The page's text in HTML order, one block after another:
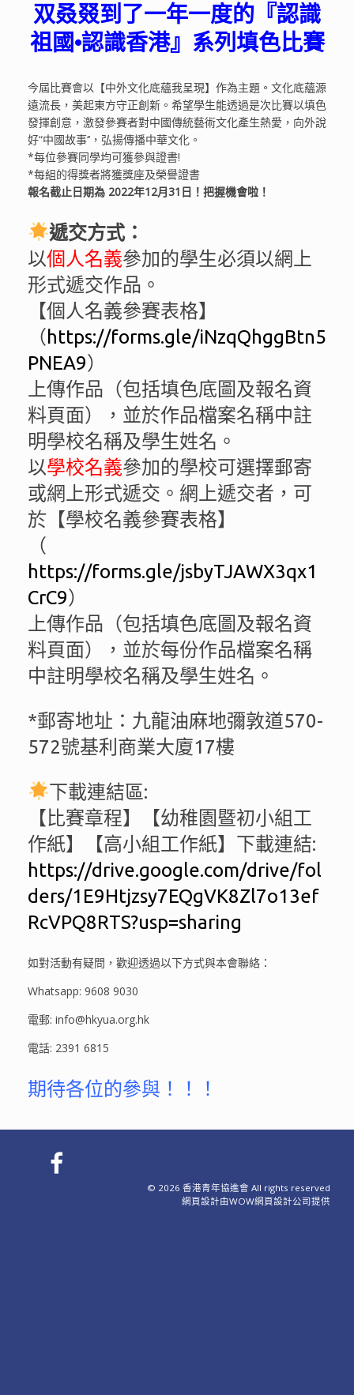
双叒叕到了一年一度的『認識
祖國•認識香港』系列填色比賽
今屆比賽會以【中外文化底蘊我呈現】作為主題。文化底蘊源
遠流長，美起東方守正創新。希望學生能透過是次比賽以填色
發揮創意，激發參賽者對中國傳統藝術文化產生熱愛，向外說
好“中國故事‘’，弘揚傳播中華文化。
*每位參賽同學均可獲參與證書!
*每組的得獎者將獲獎座及榮譽證書
報名截止日期為 2022年12月31日！把握機會啦！
遞交方式：
以個人名義參加的學生必須以網上
形式遞交作品。
【個人名義參賽表格】
（https://forms.gle/iNzqQhggBtn5
PNEA9）
上傳作品（包括填色底圖及報名資
料頁面），並於作品檔案名稱中註
明學校名稱及學生姓名。
以學校名義參加的學校可選擇郵寄
或網上形式遞交。網上遞交者，可
於【學校名義參賽表格】
（
https://forms.gle/jsbyTJAWX3qx1
CrC9）
上傳作品（包括填色底圖及報名資
料頁面），並於每份作品檔案名稱
中註明學校名稱及學生姓名。
*郵寄地址：九龍油麻地彌敦道570-
572號基利商業大廈17樓
下載連結區:
【比賽章程】【幼稚園暨初小組工
作紙】【高小組工作紙】下載連結:
https://drive.google.com/drive/fol
ders/1E9Htjzsy7EQgVK8Zl7o13ef
RcVPQ8RTS?usp=sharing
如對活動有疑問，歡迎透過以下方式與本會聯絡：
Whatsapp: 9608 9030
電郵: info@hkyua.org.hk
電話: 2391 6815
期待各位的參與！！！
© 2026 香港青年協進會 All rights reserved
網頁設計由WOW網頁設計公司提供